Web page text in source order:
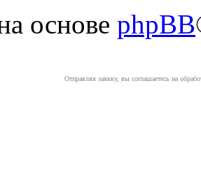
основе phpBB
Отправляя заявку, вы соглашаетесь на